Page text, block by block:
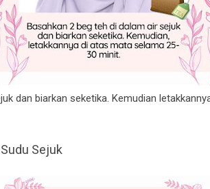
dan biarkan seketika. Kemudian
Sejuk